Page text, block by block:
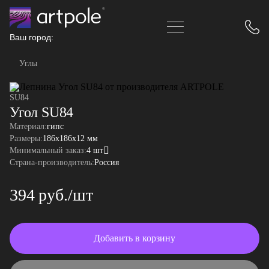
Ваш город:
Углы
SU84
Угол SU84
Материал:гипс
Размеры:186x186x12 мм
Минимальный заказ:4 шт
Страна-производитель:Россия
394 руб./шт
Добавить в корзину